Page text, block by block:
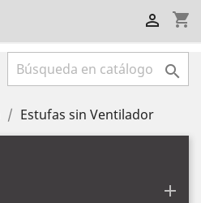
shopping_cart


Estufas sin Ventilador
